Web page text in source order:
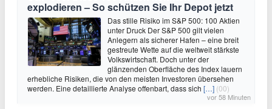
explodieren – So schützen Sie Ihr Depot jetzt
Das stille Risiko im S&P 500: 100 Aktien
unter Druck Der S&P 500 gilt vielen
Anlegern als sicherer Hafen – eine breit
gestreute Wette auf die weltweit stärkste
Volkswirtschaft. Doch unter der
glänzenden Oberfläche des Index lauern
erhebliche Risiken, die von den meisten Investoren übersehen
werden. Eine detaillierte Analyse offenbart, dass sich […] (00)
vor 58 Minuten